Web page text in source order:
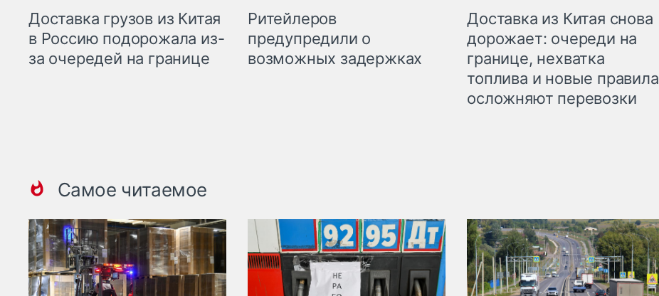
Доставка грузов из Китая
в Россию подорожала из-
за очередей на границе
Ритейлеров
предупредили о
возможных задержках
Доставка из Китая снова
дорожает: очереди на
границе, нехватка
топлива и новые правила
осложняют перевозки
Самое читаемое